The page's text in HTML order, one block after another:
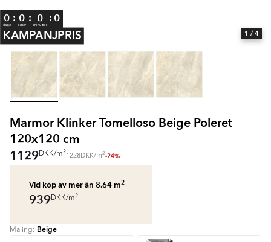
0
dage
: 0
timer
: 0
minutter
: 0
KAMPANJPRIS 1 / 4
Marmor Klinker Tomelloso Beige Poleret
120x120 cm
1129DKK/m2
1228DKK/m2-24%
Vid köp av mer än 8.64 m2
939DKK/m2
Maling: Beige